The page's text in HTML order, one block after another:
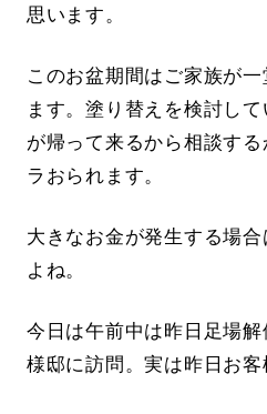
思います。
このお盆期間はご家族が
ます。塗り替えを検討し
が帰って来るから相談す
ラおられます。
大きなお金が発生する場
よね。
今日は午前中は昨日足場
様邸に訪問。実は昨日お